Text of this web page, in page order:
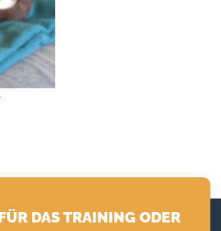
DAS TRAINING ODER